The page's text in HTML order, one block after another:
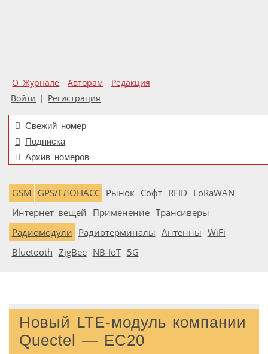
О Журнале Авторам
Редакция
Войти | Регистрация
Свежий номер
Подписка
Архив номеров
GSM GPS/ГЛОНАСС Рынок Софт RFID LoRaWAN
Интернет вещей Применение Трансиверы
Радиомодули Радиотерминалы Антенны WiFi
Bluetooth ZigBee NB-IoT 5G
Новый LTE-модуль компании
Quectel — EC20